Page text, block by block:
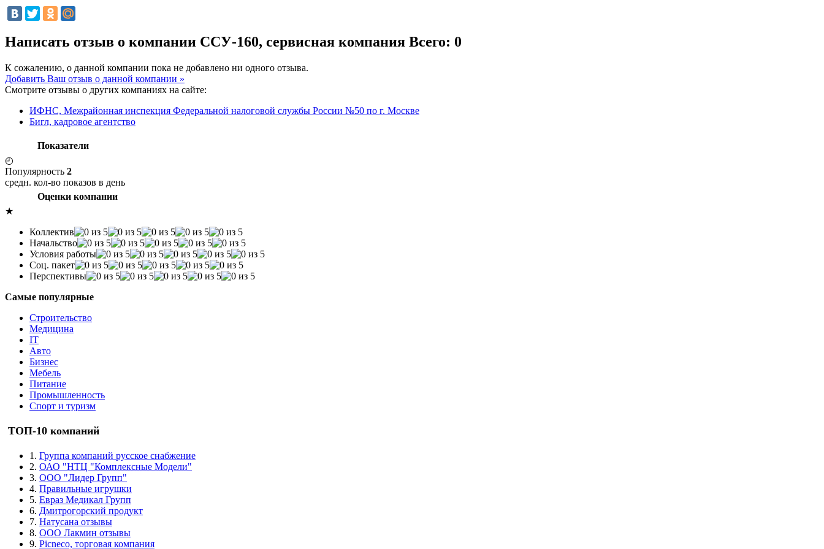
Написать отзыв о компании ССУ-160, сервисная компания Всего: 0
К сожалению, о данной компании пока не добавлено ни одного отзыва.
Добавить Ваш отзыв о данной компании »
Смотрите отзывы о других компаниях на сайте:
ИФНС, Межрайонная инспекция Федеральной налоговой службы России №50 по г. Москве
Бигл, кадровое агентство
Показатели
◴
Популярность 2
средн. кол-во показов в день
Оценки компании
★
Коллектив
Начальство
Условия работы
Соц. пакет
Перспективы
Самые популярные
Строительство
Медицина
IT
Авто
Бизнес
Мебель
Питание
Промышленность
Спорт и туризм
ТОП-10 компаний
1. Группа компаний русское снабжение
2. ОАО "НТЦ "Комплексные Модели"
3. ООО "Лидер Групп"
4. Правильные игрушки
5. Евраз Медикал Групп
6. Дмитрогорский продукт
7. Натусана отзывы
8. ООО Лакмин отзывы
9. Picneco, торговая компания